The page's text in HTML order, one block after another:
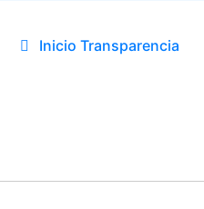
Inicio Transparencia